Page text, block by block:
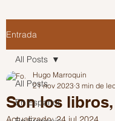
Entrada
All Posts
En Español
All Posts
Son los
Hugo Marroquin
21 nov 2023 3 min de